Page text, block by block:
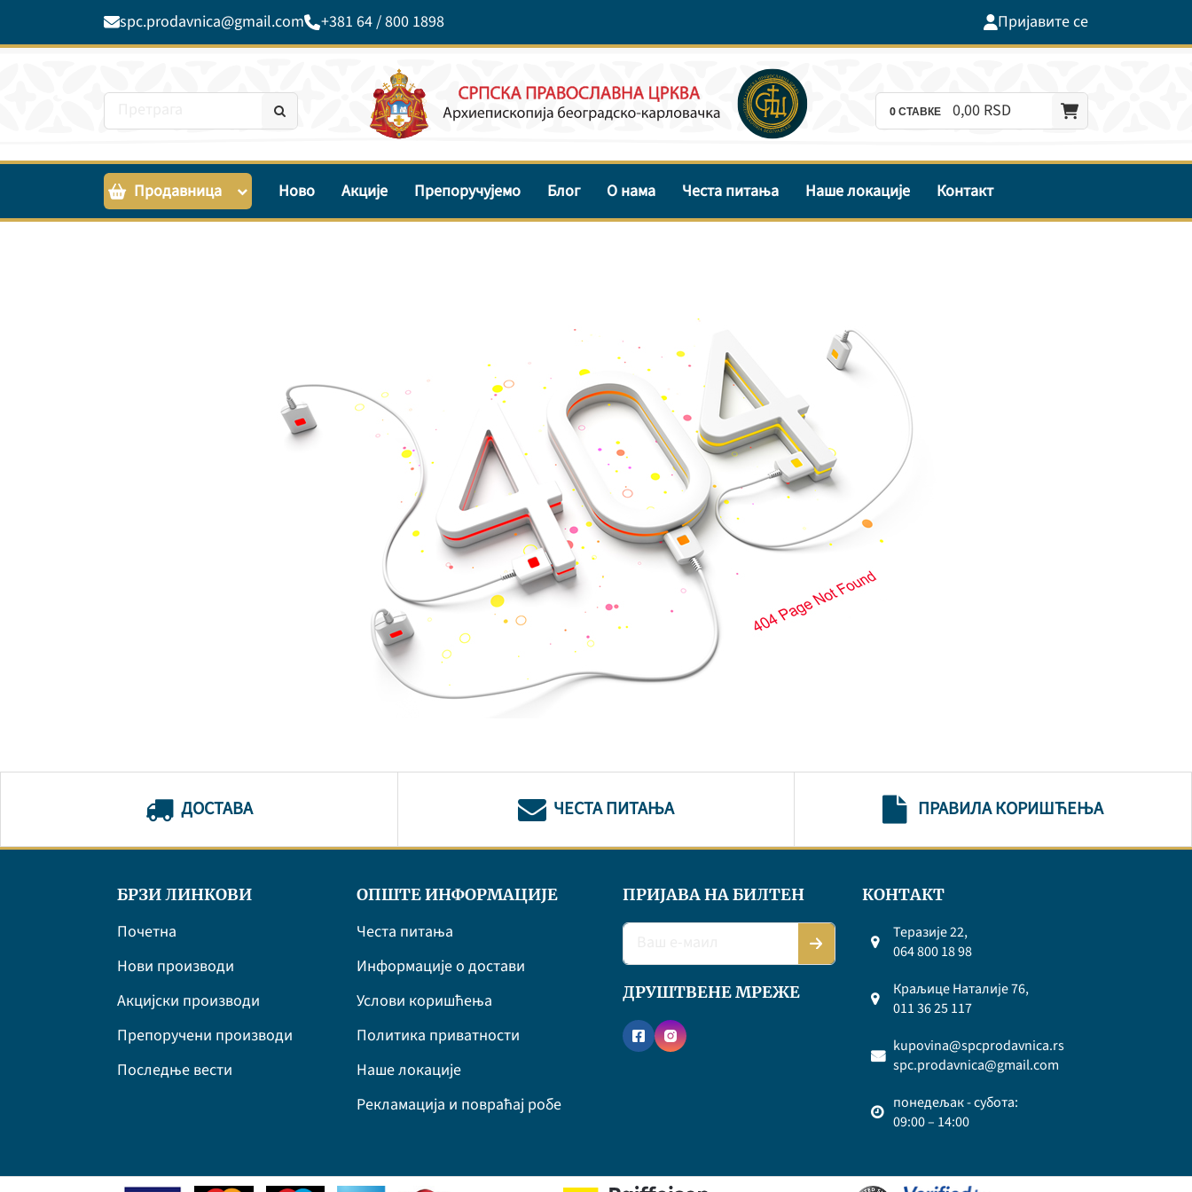
spc.prodavnica@gmail.com +381 64 / 800 1898 Пријавите се
0СТАВКЕ 0,00 RSD
Продавница Ново Акције Препоручујемо Блог О нама Честа питања Наше локације Контакт
ДОСТАВА ЧЕСТА ПИТАЊА ПРАВИЛА КОРИШЋЕЊА
БРЗИ ЛИНКОВИ
Почетна
Нови производи
Акцијски производи
Препоручени производи
Последње вести
ОПШТЕ ИНФОРМАЦИЈЕ
Честа питања
Информације о достави
Услови коришћења
Политика приватности
Наше локације
Рекламација и повраћај робе
ПРИЈАВА НА БИЛТЕН
ДРУШТВЕНЕ МРЕЖЕ
КОНТАКТ
Теразије 22,
064 800 18 98
Краљице Наталије 76,
011 36 25 117
kupovina@spcprodavnica.rs
spc.prodavnica@gmail.com
понедељак - субота:
09:00 – 14:00